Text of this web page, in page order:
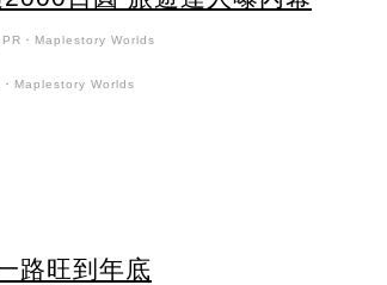
PR・Maplestory Worlds
・Maplestory Worlds
路旺到年底